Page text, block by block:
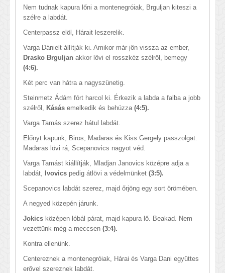
Nem tudnak kapura lőni a montenegróiak, Brguljan kiteszi a
szélre a labdát.
Centerpassz elöl, Hárait leszerelik.
Varga Dánielt állítják ki. Amikor már jön vissza az ember,
Drasko Brguljan akkor lövi el rosszkéz szélről, bemegy
(4:6).
Két perc van hátra a nagyszünetig.
Steinmetz Ádám fórt harcol ki. Érkezik a labda a falba a jobb
szélről,
Kásás emelkedik és behúzza (4:5).
Varga Tamás szerez hátul labdát.
Előnyt kapunk, Biros, Madaras és Kiss Gergely passzolgat.
Madaras lövi rá, Scepanovics nagyot véd.
Varga Tamást kiállítják, Mladjan Janovics középre adja a
labdát,
Ivovics pedig átlövi a védelmünket (3:5).
Scepanovics labdát szerez, majd őrjöng egy sort örömében.
A negyed közepén járunk.
Jokics középen lóbál párat, majd kapura lő. Beakad. Nem
vezettünk még a meccsen (3:4).
Kontra ellenünk.
Centereznek a montenegróiak, Hárai és Varga Dani együttes
erővel szereznek labdát.